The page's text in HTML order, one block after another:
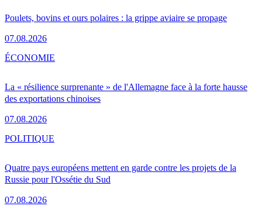
Poulets, bovins et ours polaires : la grippe aviaire se propage
07.08.2026
La « résilience surprenante » de l'Allemagne face à la forte hausse
des exportations chinoises
07.08.2026
ÉCONOMIE
Quatre pays européens mettent en garde contre les projets de la
Russie pour l'Ossétie du Sud
07.08.2026
POLITIQUE